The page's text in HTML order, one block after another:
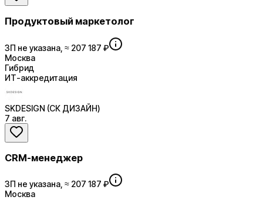
Продуктовый маркетолог
ЗП не указана, ≈ 207 187 ₽
Москва
Гибрид
ИТ-аккредитация
SKDESIGN (СК ДИЗАЙН)
7 авг.
CRM-менеджер
ЗП не указана, ≈ 207 187 ₽
Москва